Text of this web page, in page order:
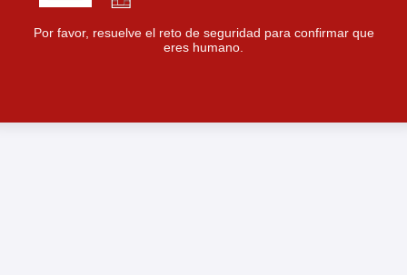
Por favor, resuelve el reto de seguridad para confirmar que
eres humano.